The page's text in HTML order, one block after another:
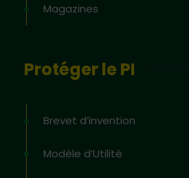
Magazines
Protéger le PI
Brevet d’invention
Modèle d’Utilité